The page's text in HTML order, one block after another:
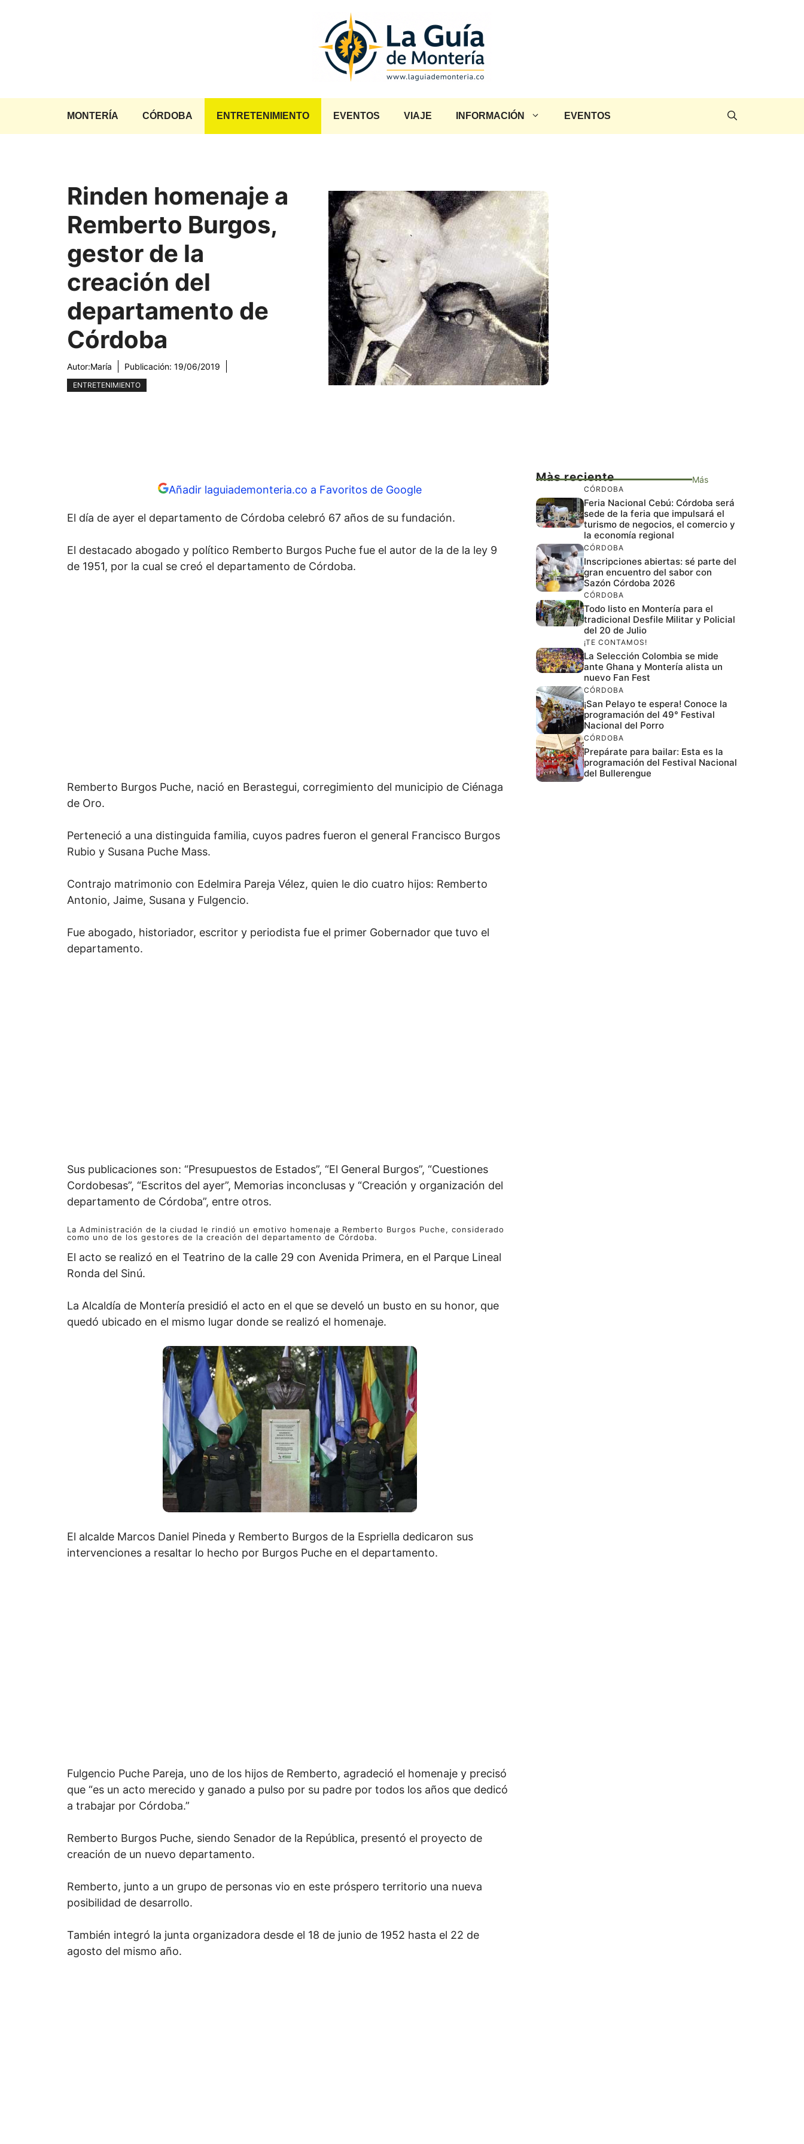
MONTERÍA CÓRDOBA ENTRETENIMIENTO EVENTOS VIAJE INFORMACIÓN EVENTOS
Rinden homenaje a
Remberto Burgos,
gestor de la
creación del
departamento de
Córdoba
Autor:María Publicación: 19/06/2019
ENTRETENIMIENTO
Añadir laguiademonteria.co a Favoritos de Google
El día de ayer el departamento de Córdoba celebró 67 años de su fundación.
El destacado abogado y político Remberto Burgos Puche fue el autor de la de la ley 9
de 1951, por la cual se creó el departamento de Córdoba.
Remberto Burgos Puche, nació en Berastegui, corregimiento del municipio de Ciénaga
de Oro.
Perteneció a una distinguida familia, cuyos padres fueron el general Francisco Burgos
Rubio y Susana Puche Mass.
Contrajo matrimonio con Edelmira Pareja Vélez, quien le dio cuatro hijos: Remberto
Antonio, Jaime, Susana y Fulgencio.
Fue abogado, historiador, escritor y periodista fue el primer Gobernador que tuvo el
departamento.
Sus publicaciones son: “Presupuestos de Estados”, “El General Burgos”, “Cuestiones
Cordobesas”, “Escritos del ayer”, Memorias inconclusas y “Creación y organización del
departamento de Córdoba”, entre otros.
La Administración de la ciudad le rindió un emotivo homenaje a Remberto Burgos Puche, considerado
como uno de los gestores de la creación del departamento de Córdoba.
El acto se realizó en el Teatrino de la calle 29 con Avenida Primera, en el Parque Lineal
Ronda del Sinú.
La Alcaldía de Montería presidió el acto en el que se develó un busto en su honor, que
quedó ubicado en el mismo lugar donde se realizó el homenaje.
El alcalde Marcos Daniel Pineda y Remberto Burgos de la Espriella dedicaron sus
intervenciones a resaltar lo hecho por Burgos Puche en el departamento.
Fulgencio Puche Pareja, uno de los hijos de Remberto, agradeció el homenaje y precisó
que “es un acto merecido y ganado a pulso por su padre por todos los años que dedicó
a trabajar por Córdoba.”
Remberto Burgos Puche, siendo Senador de la República, presentó el proyecto de
creación de un nuevo departamento.
Remberto, junto a un grupo de personas vio en este próspero territorio una nueva
posibilidad de desarrollo.
También integró la junta organizadora desde el 18 de junio de 1952 hasta el 22 de
agosto del mismo año.
Màs reciente Más
CÓRDOBA
Feria Nacional Cebú: Córdoba será
sede de la feria que impulsará el
turismo de negocios, el comercio y
la economía regional
CÓRDOBA
Inscripciones abiertas: sé parte del
gran encuentro del sabor con
Sazón Córdoba 2026
CÓRDOBA
Todo listo en Montería para el
tradicional Desfile Militar y Policial
del 20 de Julio
¡TE CONTAMOS!
La Selección Colombia se mide
ante Ghana y Montería alista un
nuevo Fan Fest
CÓRDOBA
¡San Pelayo te espera! Conoce la
programación del 49° Festival
Nacional del Porro
CÓRDOBA
Prepárate para bailar: Esta es la
programación del Festival Nacional
del Bullerengue